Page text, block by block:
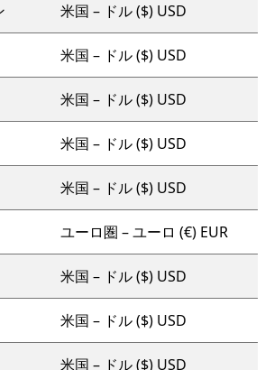
米国 – ドル ($) USD
米国 – ドル ($) USD
米国 – ドル ($) USD
米国 – ドル ($) USD
米国 – ドル ($) USD
ユーロ圏 – ユーロ (€) EUR
米国 – ドル ($) USD
米国 – ドル ($) USD
米国 – ドル ($) USD